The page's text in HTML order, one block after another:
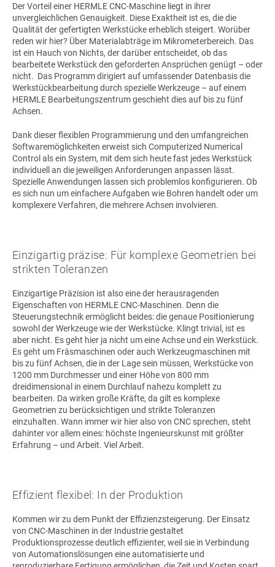
Der Vorteil einer HERMLE CNC-Maschine liegt in ihrer
unvergleichlichen Genauigkeit. Diese Exaktheit ist es, die die
Qualität der gefertigten Werkstücke erheblich steigert. Worüber
reden wir hier? Über Materialabträge im Mikrometerbereich. Das
ist ein Hauch von Nichts, der darüber entscheidet, ob das
bearbeitete Werkstück den geforderten Ansprüchen genügt – oder
nicht. Das Programm dirigiert auf umfassender Datenbasis die
Werkstückbearbeitung durch spezielle Werkzeuge – auf einem
HERMLE Bearbeitungszentrum geschieht dies auf bis zu fünf
Achsen.
Dank dieser flexiblen Programmierung und den umfangreichen
Softwaremöglichkeiten erweist sich Computerized Numerical
Control als ein System, mit dem sich heute fast jedes Werkstück
individuell an die jeweiligen Anforderungen anpassen lässt.
Spezielle Anwendungen lassen sich problemlos konfigurieren. Ob
es sich nun um einfachere Aufgaben wie Bohren handelt oder um
komplexere Verfahren, die mehrere Achsen involvieren.
Einzigartig präzise: Für komplexe Geometrien bei
strikten Toleranzen
Einzigartige Präzision ist also eine der herausragenden
Eigenschaften von HERMLE CNC-Maschinen. Denn die
Steuerungstechnik ermöglicht beides: die genaue Positionierung
sowohl der Werkzeuge wie der Werkstücke. Klingt trivial, ist es
aber nicht. Es geht hier ja nicht um eine Achse und ein Werkstück.
Es geht um Fräsmaschinen oder auch Werkzeugmaschinen mit
bis zu fünf Achsen, die in der Lage sein müssen, Werkstücke von
1200 mm Durchmesser und einer Höhe von 800 mm
dreidimensional in einem Durchlauf nahezu komplett zu
bearbeiten. Da wirken große Kräfte, da gilt es komplexe
Geometrien zu berücksichtigen und strikte Toleranzen
einzuhalten. Wann immer wir hier also von CNC sprechen, steht
dahinter vor allem eines: höchste Ingenieurskunst mit größter
Erfahrung – und Arbeit. Viel Arbeit.
Effizient flexibel: In der Produktion
Kommen wir zu dem Punkt der Effizienzsteigerung. Der Einsatz
von CNC-Maschinen in der Industrie gestaltet
Produktionsprozesse deutlich effizienter, weil sie in Verbindung
von Automationslösungen eine automatisierte und